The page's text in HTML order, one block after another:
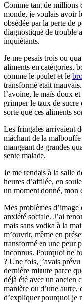
Comme tant de millions
monde, je voulais avoir
obsédée par la perte de
diagnostiqué de trouble
inquiétants.
Je me pesais trois ou
aliments en catégories,
comme le poulet et le
transformé était
l’avoine, le maïs doux
grimper le taux de sucre
sorte que ces aliments
Les fringales arrivaient
mâchant de la
mangeant de grandes
sente malade.
Je me rendais à la salle
heures d’affilée, en
un moment donné, mon
Mes problèmes d’image
anxiété sociale. J’ai
mais sans vodka à la
m’ouvrir, même en
transformé en une peur
inconnus. Pourquoi ne
? Une fois, j’avais
dernière minute parce
déjà été avec un ancien
manière ou d’une autre,
d’expliquer pourquoi je